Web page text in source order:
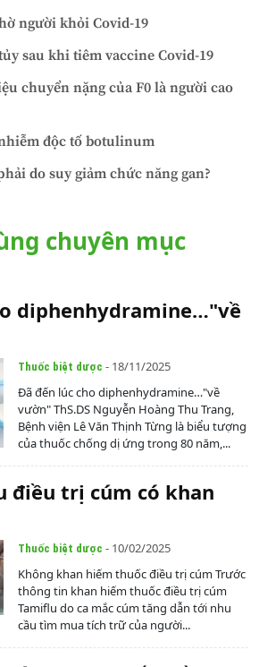
người khỏi Covid-19
sau khi tiêm vaccine Covid-19
chuyển nặng của F0 là người cao
độc tố botulinum
do suy giảm chức năng gan?
chuyên mục
diphenhydramine…"về
Thuốc biệt dược - 18/11/2025
Đã đến lúc cho diphenhydramine…"về
vườn" ThS.DS Nguyễn Hoàng Thu Trang,
Bệnh viện Lê Văn Thịnh Từng là biểu tượng
của thuốc chống dị ứng trong 80 năm,...
điều trị cúm có khan
Thuốc biệt dược - 10/02/2025
Không khan hiếm thuốc điều trị cúm Trước
thông tin khan hiếm thuốc điều trị cúm
Tamiflu do ca mắc cúm tăng dẫn tới nhu
cầu tìm mua tích trữ của người...